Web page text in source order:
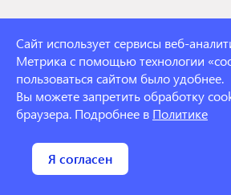
Сайт использует сервисы веб-
Метрика с помощью технологии
пользоваться сайтом было удобнее.
Вы можете запретить обработку
браузера. Подробнее в Политике